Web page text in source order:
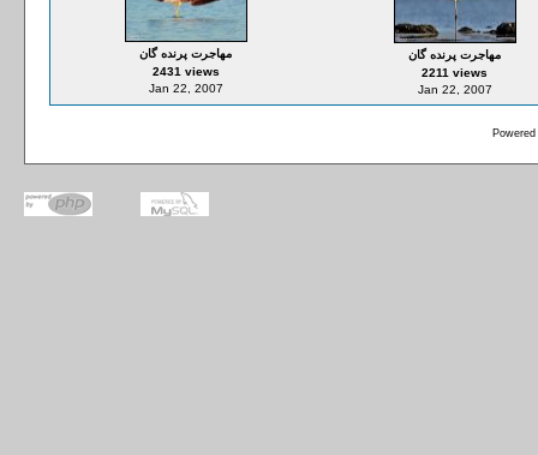
مهاجرت پرنده گان
2431 views
Jan 22, 2007
مهاجرت پرنده گان
2211 views
Jan 22, 2007